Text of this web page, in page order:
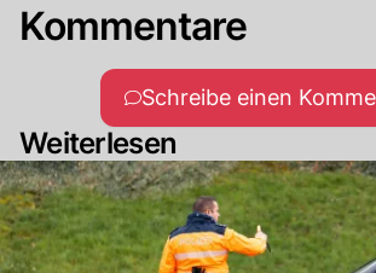
Kommentare
Schreibe einen
Weiterlesen